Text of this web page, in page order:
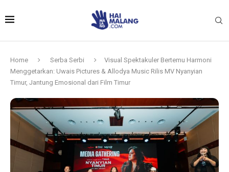
Home Serba Serbi
Visual Spektakuler Bertemu Harmoni
Menggetarkan: Uwais Pictures & Allodya Music Rilis MV Nyanyian
Timur, Jantung Emosional dari Film Timur